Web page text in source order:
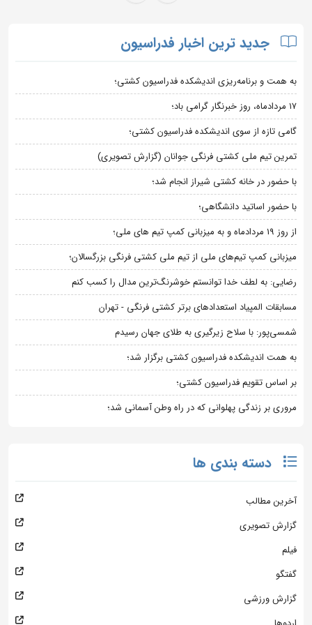
جدید ترین اخبار فدراسیون
به همت و برنامه‌ریزی اندیشکده فدراسیون کشتی؛
۱۷ مردادماه، روز خبرنگار گرامی باد؛
گامی تازه از سوی اندیشکده فدراسیون کشتی؛
تمرین تیم ملی کشتی فرنگی جوانان (گزارش تصویری)
با حضور در خانه کشتی شیراز انجام شد؛
با حضور اساتید دانشگاهی؛
از روز 19 مردادماه و به میزبانی کمپ تیم های ملی؛
میزبانی کمپ تیم‌های ملی از تیم ملی کشتی فرنگی بزرگسالان؛
رضایی: به لطف خدا توانستم خوشرنگ‌ترین مدال را کسب کنم
مسابقات المپیاد استعدادهای برتر کشتی فرنگی - تهران
شمسی‌پور: با سلاح زیرگیری به طلای جهان رسیدم
به همت اندیشکده فدراسیون کشتی برگزار شد؛
بر اساس تقویم فدراسیون کشتی؛
مروری بر زندگی پهلوانی که در راه وطن آسمانی شد؛
دسته بندی ها
آخرین مطالب
گزارش تصویری
فیلم
گفتگو
گزارش ورزشی